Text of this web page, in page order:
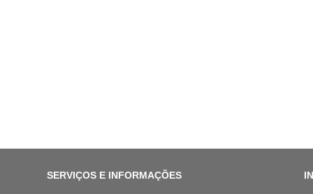
SERVIÇOS E INFORMAÇÕES